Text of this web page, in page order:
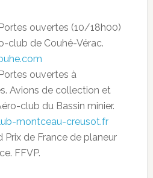
ouvertes (10/18h00)
club de Couhé-Vérac.
ouvertes à
Avions de collection et
club du Bassin minier.
montceau-creusot.fr
Prix de France de planeur
FFVP.